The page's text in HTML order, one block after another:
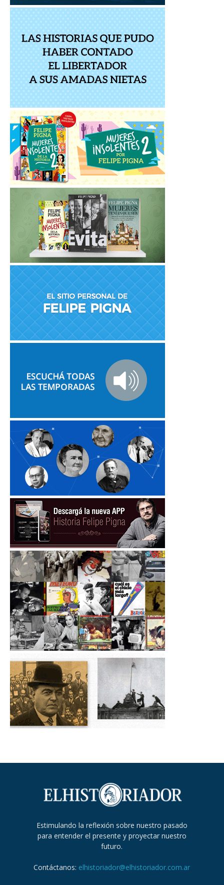
Estimulando la reflexión sobre nuestro pasado
para entender el presente y proyectar nuestro
futuro.
Contáctanos: elhistoriador@elhistoriador.com.ar